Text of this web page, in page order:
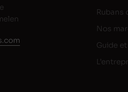
Rubans
Nos
Guide